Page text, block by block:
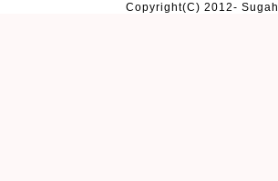
Copyright(C) 2012-